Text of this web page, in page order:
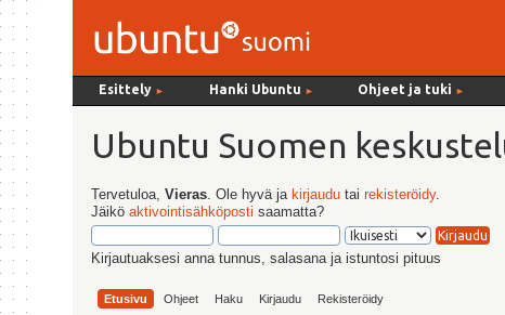
Esittely ► Hanki Ubuntu ► Ohjeet ja tuki ►
Ubuntu Suomen
Tervetuloa, Vieras. Ole hyvä ja kirjaudutai rekisteröidy.
Jäikö aktivointisähköposti saamatta?
Kirjautuaksesi anna tunnus, salasana ja istuntosi pituus
Etusivu Ohjeet Haku Kirjaudu Rekisteröidy